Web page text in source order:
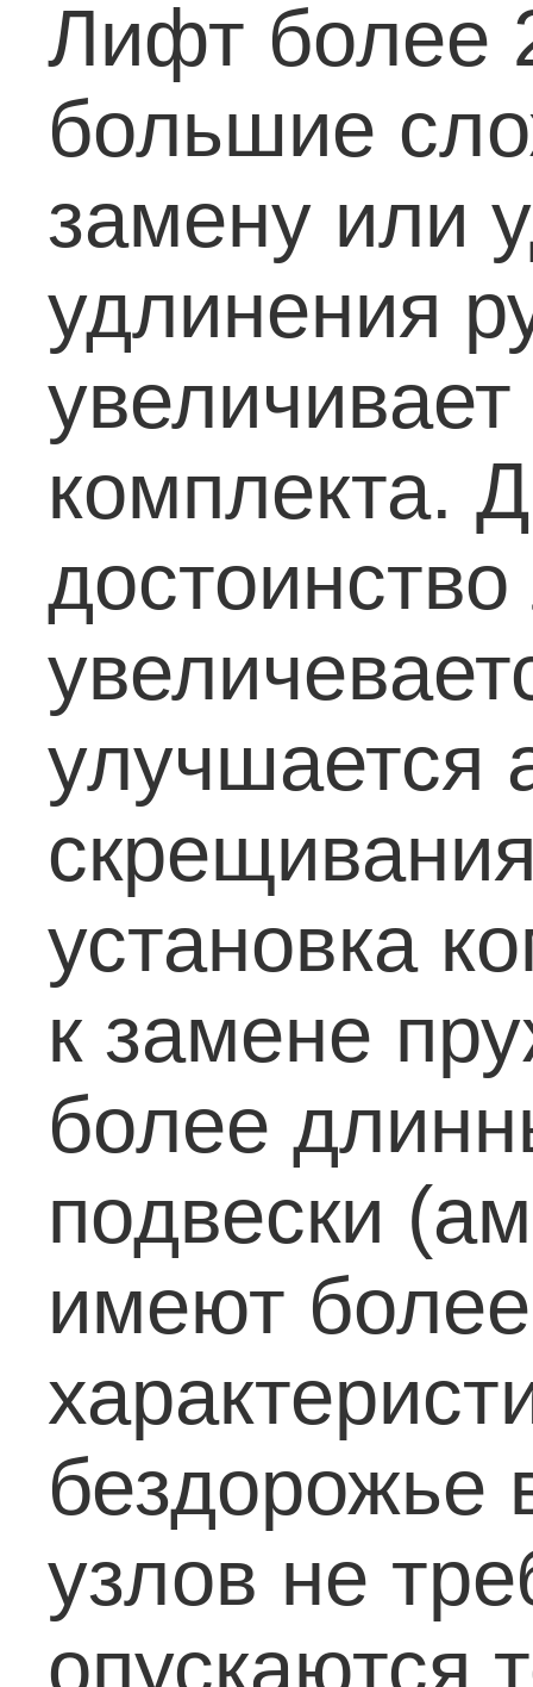
Лифт более
большие
замену или
удлинения
комплекта.
улучшается
установка
к замене
более
подвески
имеют
бездорожье
узлов не
опускаются